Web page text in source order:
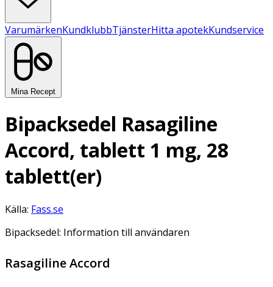
VarumärkenKundklubbTjänsterHitta apotekKundservice
Mina Recept
Bipacksedel Rasagiline
Accord, tablett 1 mg, 28
tablett(er)
Källa: Fass.se
Bipacksedel: Information till användaren
Rasagiline Accord